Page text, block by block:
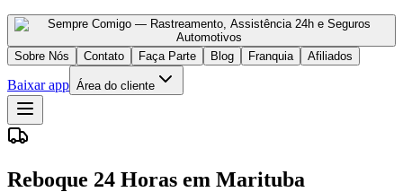
Sobre Nós Contato Faça Parte Blog Franquia Afiliados
Baixar app Área do cliente
Reboque 24 Horas em Marituba